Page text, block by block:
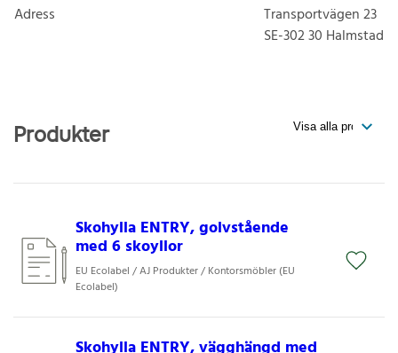
Adress
Transportvägen 23
SE-302 30 Halmstad
Produkter
Skohylla ENTRY, golvstående
med 6 skoyllor
EU Ecolabel / AJ Produkter / Kontorsmöbler (EU
Ecolabel)